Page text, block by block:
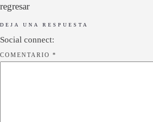
regresar
DEJA UNA RESPUESTA
Social connect:
COMENTARIO *